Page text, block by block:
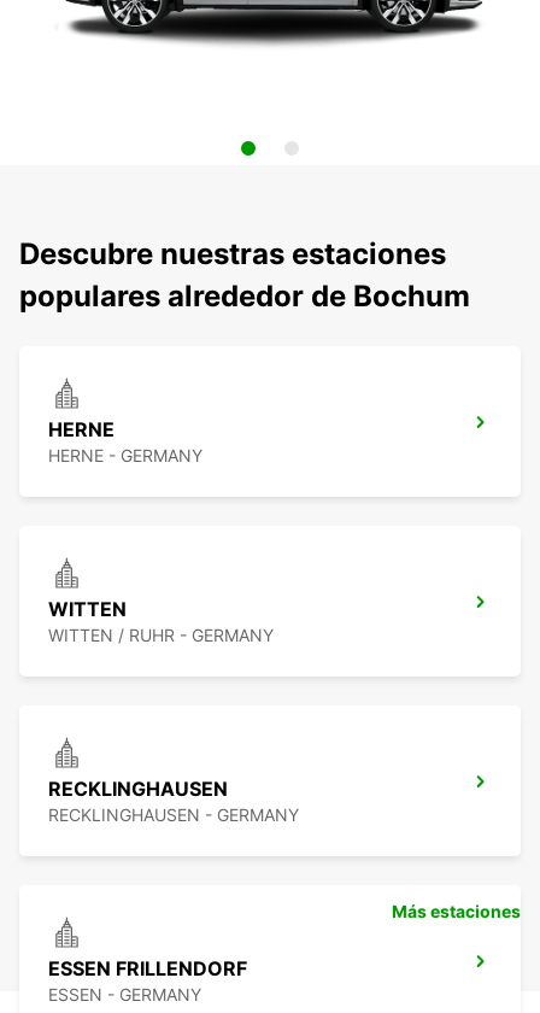
Descubre nuestras estaciones
populares alrededor de Bochum
HERNE
HERNE - GERMANY
WITTEN
WITTEN / RUHR - GERMANY
RECKLINGHAUSEN
RECKLINGHAUSEN - GERMANY
ESSEN FRILLENDORF
ESSEN - GERMANY
Más estaciones